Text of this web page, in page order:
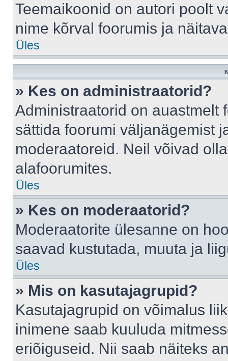
Teemaikoonid on autori poolt
nime kõrval foorumis ja
Üles
» Kes on administraatorid?
Administraatorid on auastmelt
sättida foorumi väljanägemist
moderaatoreid. Neil võivad
alafoorumites.
Üles
» Kes on moderaatorid?
Moderaatorite ülesanne on
saavad kustutada, muuta ja
Üles
» Mis on kasutajagrupid?
Kasutajagrupid on võimalus
inimene saab kuuluda
eriõiguseid. Nii saab näiteks